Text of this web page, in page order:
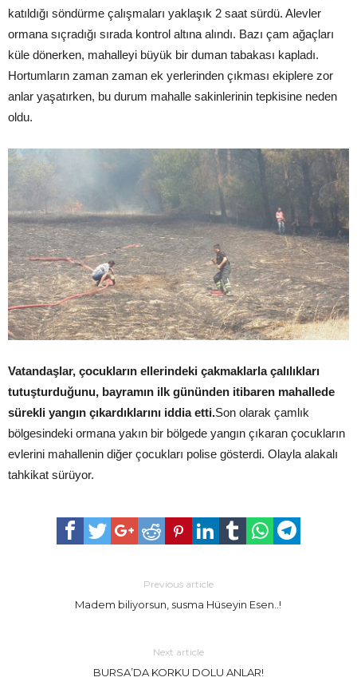
katıldığı söndürme çalışmaları yaklaşık 2 saat sürdü. Alevler
ormana sıçradığı sırada kontrol altına alındı. Bazı çam ağaçları
küle dönerken, mahalleyi büyük bir duman tabakası kapladı.
Hortumların zaman zaman ek yerlerinden çıkması ekiplere zor
anlar yaşatırken, bu durum mahalle sakinlerinin tepkisine neden
oldu.
Vatandaşlar, çocukların ellerindeki çakmaklarla çalılıkları
tutuşturduğunu, bayramın ilk gününden itibaren mahallede
sürekli yangın çıkardıklarını iddia etti.Son olarak çamlık
bölgesindeki ormana yakın bir bölgede yangın çıkaran çocukların
evlerini mahallenin diğer çocukları polise gösterdi. Olayla alakalı
tahkikat sürüyor.
Previous article
Madem biliyorsun, susma Hüseyin Esen..!
Next article
BURSA’DA KORKU DOLU ANLAR!